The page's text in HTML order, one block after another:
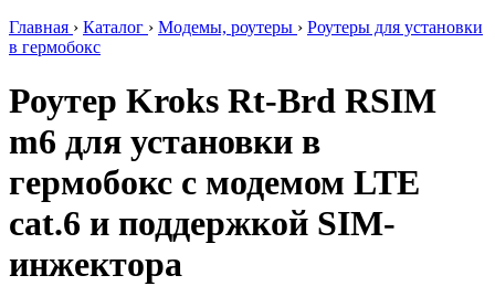
Главная › Каталог › Модемы, роутеры › Роутеры для установки
в гермобокс
Роутер Kroks Rt-Brd RSIM
m6 для установки в
гермобокс с модемом LTE
cat.6 и поддержкой SIM-
инжектора